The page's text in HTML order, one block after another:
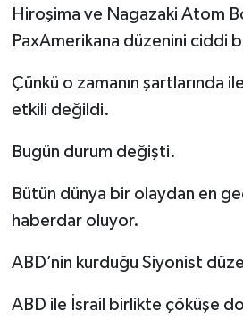
Hiroşima ve Nagazaki Atom
PaxAmerikana düzenini ciddi
Çünkü o zamanın şartlarında
etkili değildi.
Bugün durum değişti.
Bütün dünya bir olaydan en
haberdar oluyor.
ABD’nin kurduğu Siyonist
ABD ile İsrail birlikte çöküşe